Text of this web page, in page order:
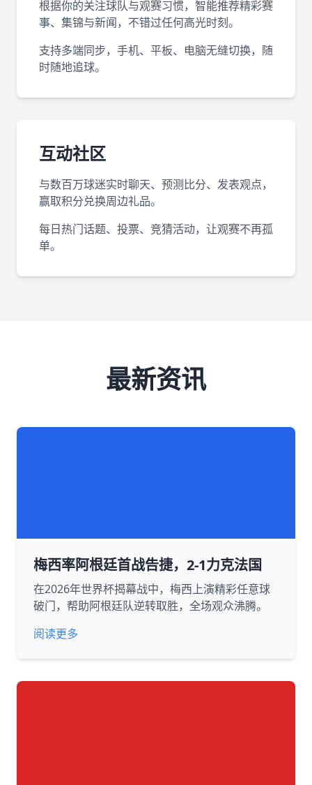
根据你的关注球队与观赛习惯，智能推荐精彩赛
事、集锦与新闻，不错过任何高光时刻。
支持多端同步，手机、平板、电脑无缝切换，随
时随地追球。
互动社区
与数百万球迷实时聊天、预测比分、发表观点，
赢取积分兑换周边礼品。
每日热门话题、投票、竞猜活动，让观赛不再孤
单。
最新资讯
梅西率阿根廷首战告捷，2-1力克法国
在2026年世界杯揭幕战中，梅西上演精彩任意球
破门，帮助阿根廷队逆转取胜，全场观众沸腾。
阅读更多